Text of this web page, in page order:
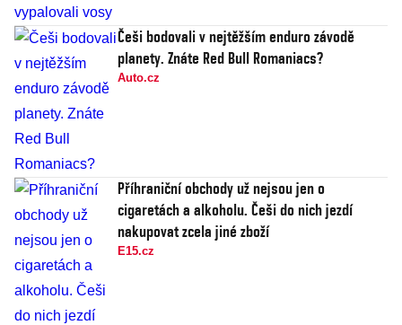
Češi bodovali v nejtěžším enduro závodě
planety. Znáte Red Bull Romaniacs?
Auto.cz
Příhraniční obchody už nejsou jen o
cigaretách a alkoholu. Češi do nich jezdí
nakupovat zcela jiné zboží
E15.cz